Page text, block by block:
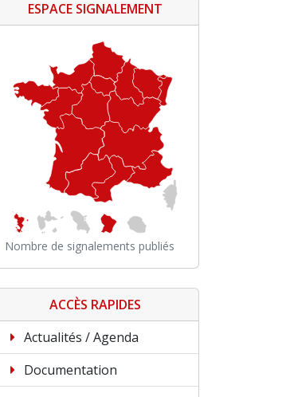
ESPACE SIGNALEMENT
Nombre de signalements publiés
ACCÈS RAPIDES
Actualités / Agenda
Documentation